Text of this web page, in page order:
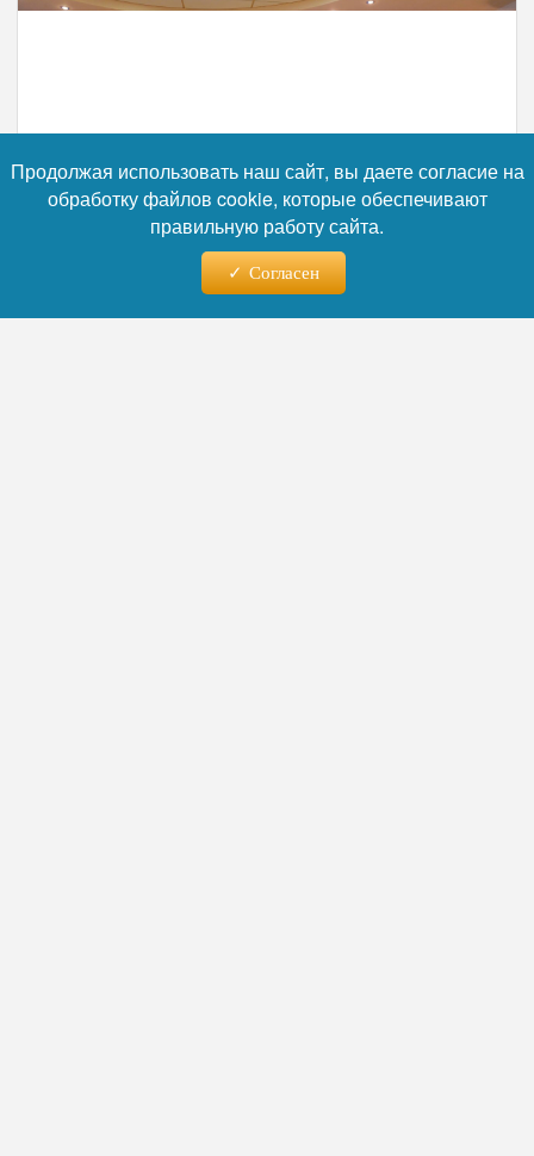
Продолжая использовать наш сайт, вы даете согласие на
обработку файлов cookie, которые обеспечивают
правильную работу сайта.
Согласен